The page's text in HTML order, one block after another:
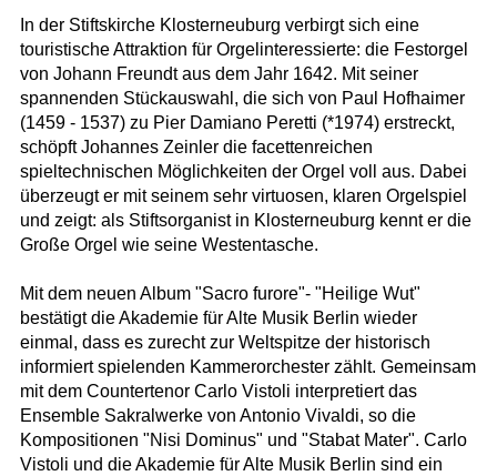
In der Stiftskirche Klosterneuburg verbirgt sich eine
touristische Attraktion für Orgelinteressierte: die Festorgel
von Johann Freundt aus dem Jahr 1642. Mit seiner
spannenden Stückauswahl, die sich von Paul Hofhaimer
(1459 - 1537) zu Pier Damiano Peretti (*1974) erstreckt,
schöpft Johannes Zeinler die facettenreichen
spieltechnischen Möglichkeiten der Orgel voll aus. Dabei
überzeugt er mit seinem sehr virtuosen, klaren Orgelspiel
und zeigt: als Stiftsorganist in Klosterneuburg kennt er die
Große Orgel wie seine Westentasche.
Mit dem neuen Album "Sacro furore"- "Heilige Wut"
bestätigt die Akademie für Alte Musik Berlin wieder
einmal, dass es zurecht zur Weltspitze der historisch
informiert spielenden Kammerorchester zählt. Gemeinsam
mit dem Countertenor Carlo Vistoli interpretiert das
Ensemble Sakralwerke von Antonio Vivaldi, so die
Kompositionen "Nisi Dominus" und "Stabat Mater". Carlo
Vistoli und die Akademie für Alte Musik Berlin sind ein